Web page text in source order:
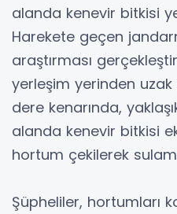
alanda kenevir bitkisi
Harekete geçen
araştırması
yerleşim yerinden
dere kenarında,
alanda kenevir bitkisi
hortum çekilerek
Şüpheliler, hortumları